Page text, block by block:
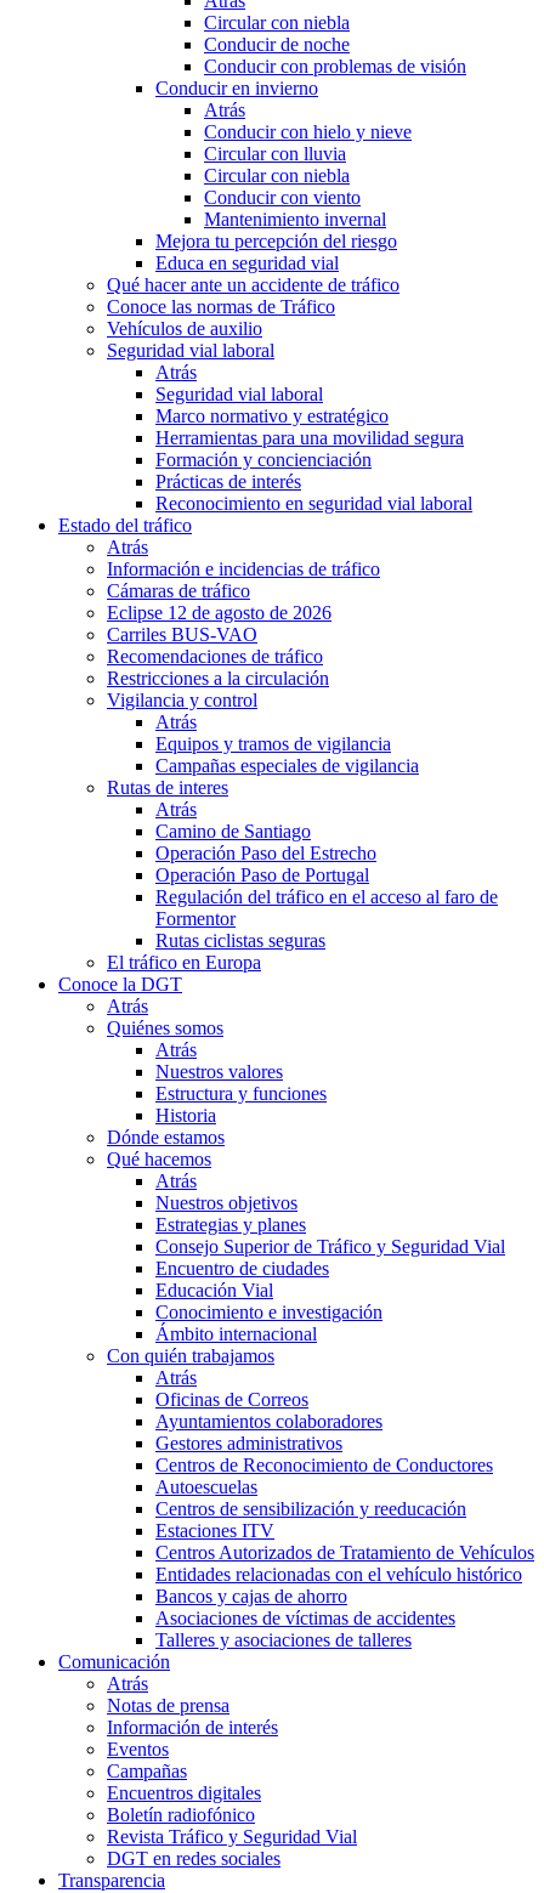
Circular con niebla
Conducir de noche
Conducir con problemas de visión
Conducir en invierno
Atrás
Conducir con hielo y nieve
Circular con lluvia
Circular con niebla
Conducir con viento
Mantenimiento invernal
Mejora tu percepción del riesgo
Educa en seguridad vial
Qué hacer ante un accidente de tráfico
Conoce las normas de Tráfico
Vehículos de auxilio
Seguridad vial laboral
Atrás
Seguridad vial laboral
Marco normativo y estratégico
Herramientas para una movilidad segura
Formación y concienciación
Prácticas de interés
Reconocimiento en seguridad vial laboral
Estado del tráfico
Atrás
Información e incidencias de tráfico
Cámaras de tráfico
Eclipse 12 de agosto de 2026
Carriles BUS-VAO
Recomendaciones de tráfico
Restricciones a la circulación
Vigilancia y control
Atrás
Equipos y tramos de vigilancia
Campañas especiales de vigilancia
Rutas de interes
Atrás
Camino de Santiago
Operación Paso del Estrecho
Operación Paso de Portugal
Regulación del tráfico en el acceso al faro de
Formentor
Rutas ciclistas seguras
El tráfico en Europa
Conoce la DGT
Atrás
Quiénes somos
Atrás
Nuestros valores
Estructura y funciones
Historia
Dónde estamos
Qué hacemos
Atrás
Nuestros objetivos
Estrategias y planes
Consejo Superior de Tráfico y Seguridad Vial
Encuentro de ciudades
Educación Vial
Conocimiento e investigación
Ámbito internacional
Con quién trabajamos
Atrás
Oficinas de Correos
Ayuntamientos colaboradores
Gestores administrativos
Centros de Reconocimiento de Conductores
Autoescuelas
Centros de sensibilización y reeducación
Estaciones ITV
Centros Autorizados de Tratamiento de Vehículos
Entidades relacionadas con el vehículo histórico
Bancos y cajas de ahorro
Asociaciones de víctimas de accidentes
Talleres y asociaciones de talleres
Comunicación
Atrás
Notas de prensa
Información de interés
Eventos
Campañas
Encuentros digitales
Boletín radiofónico
Revista Tráfico y Seguridad Vial
DGT en redes sociales
Transparencia